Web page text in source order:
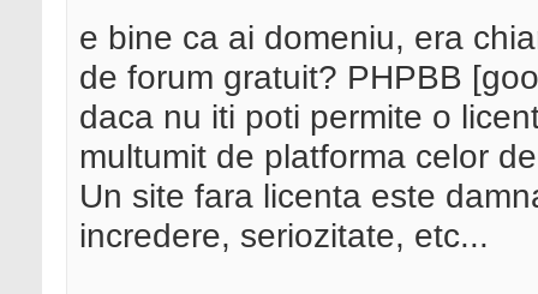
e bine ca ai domeniu, era
de forum gratuit? PHPBB
daca nu iti poti permite o
multumit de platforma celor
Un site fara licenta este
incredere, seriozitate, etc...